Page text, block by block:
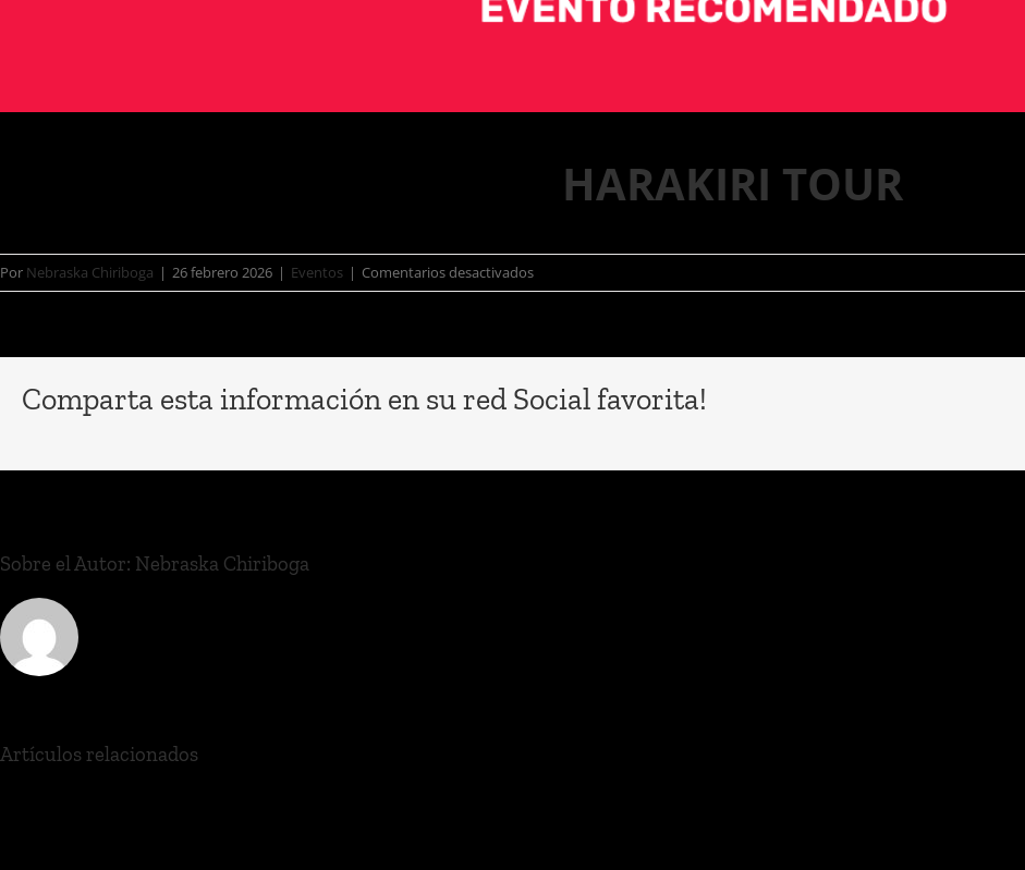
HARAKIRI TOUR
Por Nebraska Chiriboga | 26 febrero 2026 | Eventos | Comentarios desactivados
Comparta esta información en su red Social favorita!
Sobre el Autor: Nebraska Chiriboga
Artículos relacionados